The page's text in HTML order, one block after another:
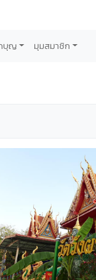
บุญ มุมสมาชิก